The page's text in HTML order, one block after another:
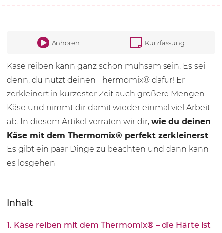
Anhören Kurzfassung
Käse reiben kann ganz schön mühsam sein. Es sei
denn, du nutzt deinen Thermomix® dafür! Er
zerkleinert in kürzester Zeit auch größere Mengen
Käse und nimmt dir damit wieder einmal viel Arbeit
ab. In diesem Artikel verraten wir dir, wie du deinen
Käse mit dem Thermomix® perfekt zerkleinerst.
Es gibt ein paar Dinge zu beachten und dann kann
es losgehen!
Inhalt
1. Käse reiben mit dem Thermomix® – die Härte ist